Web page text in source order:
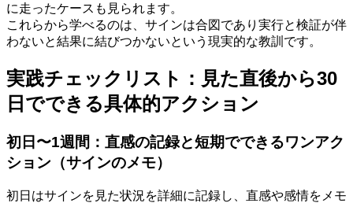
に走ったケースも見られます。
これらから学べるのは、サインは合図であり実行と検証が伴
わないと結果に結びつかないという現実的な教訓です。
実践チェックリスト：見た直後から30
日でできる具体的アクション
初日〜1週間：直感の記録と短期でできるワンアク
ション（サインのメモ）
初日はサインを見た状況を詳細に記録し、直感や感情をメモ